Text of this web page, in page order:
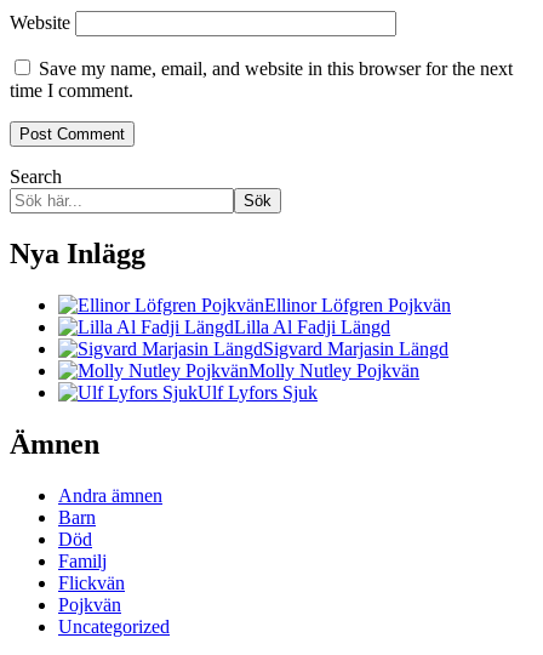
Website
Save my name, email, and website in this browser for the next
time I comment.
Search
Sök
Nya Inlägg
Ellinor Löfgren Pojkvän
Lilla Al Fadji Längd
Sigvard Marjasin Längd
Molly Nutley Pojkvän
Ulf Lyfors Sjuk
Ämnen
Andra ämnen
Barn
Död
Familj
Flickvän
Pojkvän
Uncategorized